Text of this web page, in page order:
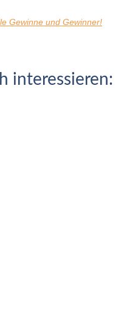
Gewinne und Gewinner!
interessieren: